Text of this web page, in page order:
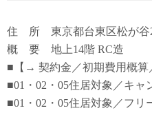
住 所 東京都台東区松が谷
概 要 地上14階 RC造
■【→ 契約金／初期費用概算
■01・02・05住居対象／キャ
■01・02・05住居対象／フリ